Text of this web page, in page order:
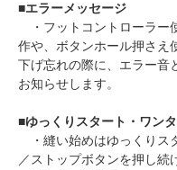
■エラーメッセージ
・フットコントローラー
作や、ボタンホール押さえ
下げ忘れの際に、エラー音
お知らせします。
■ゆっくりスタート・ワン
・縫い始めはゆっくりス
／ストップボタンを押し続